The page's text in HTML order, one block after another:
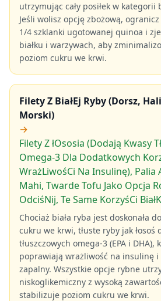
utrzymując cały posiłek w kategorii
Jeśli wolisz opcję zbożową,
1/4 szklanki ugotowanej quinoa i
białku i warzywach, aby
poziom cukru we krwi.
Filety Z BiałEj Ryby (Dorsz,
Morski)
→
Filety Z łOsosia (Dodają Kwasy
Omega-3 Dla Dodatkowych
WrażLiwośCi Na Insulinę), Palia
Mahi, Twarde Tofu Jako Opcja
OdciśNij, Te Same KorzyśCi
Chociaż biała ryba jest doskonała
cukru we krwi, tłuste ryby jak łosoś
tłuszczowych omega-3 (EPA i DHA),
poprawiają wrażliwość na insulinę i
zapalny. Wszystkie opcje rybne
niskoglikemiczny z wysoką
stabilizuje poziom cukru we krwi.